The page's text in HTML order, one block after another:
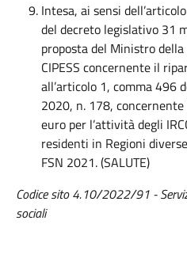
Intesa, ai sensi
del decreto legislativo 31
proposta del Ministro
CIPESS concernente il
all’articolo 1, comma 496
2020, n. 178,
euro per l’attività degli
residenti in Regioni
FSN 2021. (SALUTE)
Codicesito 4.10/2022/91 -
sociali